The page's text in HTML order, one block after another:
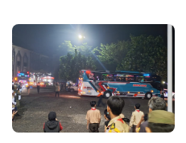
Lewat Kurban Dua Ekor
Sapi